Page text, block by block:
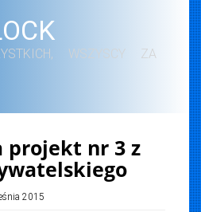
WSZYSCY ZA
projekt nr 3 z
2015